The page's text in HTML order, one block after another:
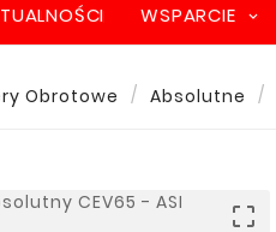
WSPARCIE
Obrotowe Absolutne
